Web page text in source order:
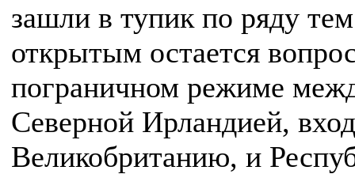
зашли в тупик по ряду
открытым остается
пограничном режиме
Северной Ирландией,
Великобританию, и